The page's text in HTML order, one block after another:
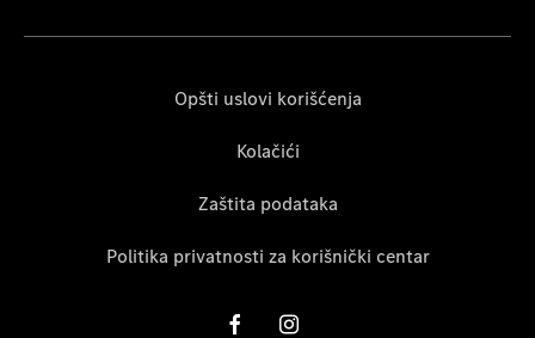
Opšti uslovi korišćenja
Kolačići
Zaštita podataka
Politika privatnosti za korišnički centar